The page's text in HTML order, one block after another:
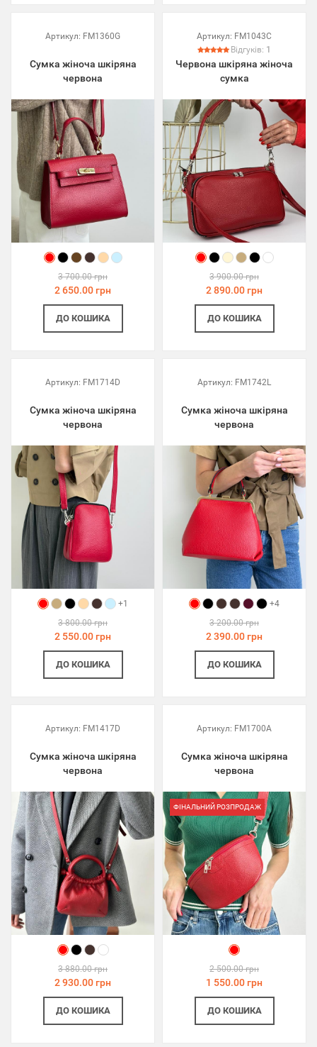
Артикул: FM1360G
Сумка жіноча шкіряна
червона
3 700.00 грн
2 650.00 грн
ДО КОШИКА
Артикул: FM1043C
Відгуків: 1
Червона шкіряна жіноча
сумка
3 900.00 грн
2 890.00 грн
ДО КОШИКА
Артикул: FM1714D
Сумка жіноча шкіряна
червона
+1
3 800.00 грн
2 550.00 грн
ДО КОШИКА
Артикул: FM1742L
Сумка жіноча шкіряна
червона
+4
3 200.00 грн
2 390.00 грн
ДО КОШИКА
Артикул: FM1417D
Сумка жіноча шкіряна
червона
3 880.00 грн
2 930.00 грн
ДО КОШИКА
Артикул: FM1700A
Сумка жіноча шкіряна
червона
ФІНАЛЬНИЙ РОЗПРОДАЖ
2 500.00 грн
1 550.00 грн
ДО КОШИКА